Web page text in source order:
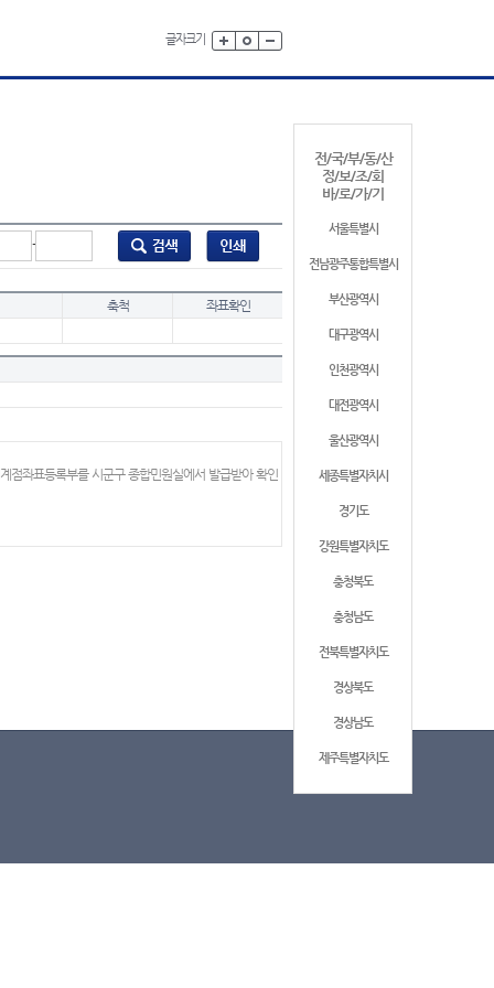
글자크기
전/국/부/동/산
정/보/조/회
바/로/가/기
서울특별시
전남광주통합특별시
부산광역시
대구광역시
인천광역시
대전광역시
울산광역시
세종특별자치시
경기도
강원특별자치도
충청북도
충청남도
전북특별자치도
경상북도
경상남도
제주특별자치도
-
축척 좌표확인
점좌표등록부를 시군구 종합민원실에서 발급받아 확인